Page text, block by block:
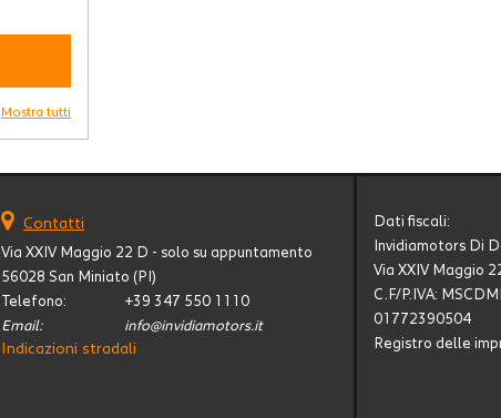
Mostra tutti
Contatti
Via XXIV Maggio 22 D - solo su appuntamento
56028 San Miniato (PI)
Telefono:
+39 347 550 1110
Email:
info@invidiamotors.it
Indicazioni stradali
Dati fiscali:
Invidiamotors Di
Via XXIV Maggio
C.F/P.IVA:
01772390504
Registro delle